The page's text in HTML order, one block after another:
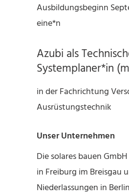
Ausbildungsbeginn
eine*n
Azubi als
Systemplaner*in
in der Fachrichtung
Ausrüstungstechnik
Unser Unternehmen
Die solares bauen
in Freiburg im Breisgau
Niederlassungen in